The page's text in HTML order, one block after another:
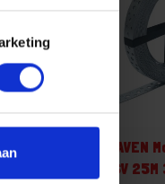
GEBR.
windverband SV 25M